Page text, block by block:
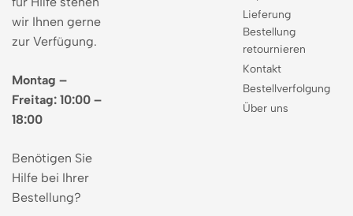
wir Ihnen gerne
zur Verfügung.
Montag –
Freitag: 10:00 –
18:00
Benötigen Sie
Hilfe bei Ihrer
Bestellung?
Lieferung
Bestellung
retournieren
Kontakt
Bestellverfolgung
Über uns